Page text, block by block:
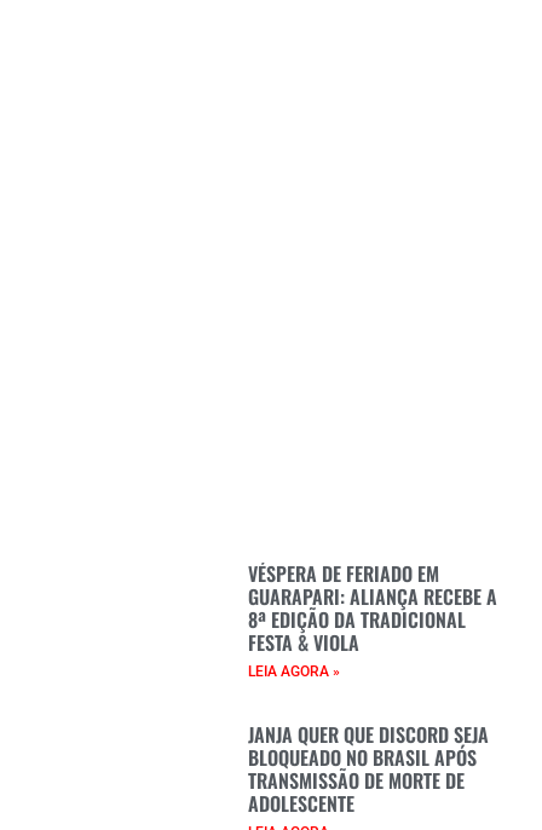
VÉSPERA DE FERIADO EM
GUARAPARI: ALIANÇA RECEBE A
8ª EDIÇÃO DA TRADICIONAL
FESTA & VIOLA
LEIA AGORA »
JANJA QUER QUE DISCORD SEJA
BLOQUEADO NO BRASIL APÓS
TRANSMISSÃO DE MORTE DE
ADOLESCENTE